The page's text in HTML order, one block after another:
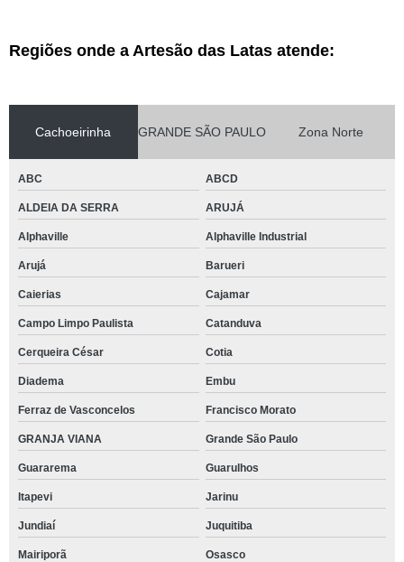
Regiões onde a Artesão das Latas atende:
Cachoeirinha GRANDE SÃO PAULO Zona Norte
ABC ABCD
ALDEIA DA SERRA ARUJÁ
Alphaville Alphaville Industrial
Arujá Barueri
Caierias Cajamar
Campo Limpo Paulista Catanduva
Cerqueira César Cotia
Diadema Embu
Ferraz de Vasconcelos Francisco Morato
GRANJA VIANA Grande São Paulo
Guararema Guarulhos
Itapevi Jarinu
Jundiaí Juquitiba
Mairiporã Osasco